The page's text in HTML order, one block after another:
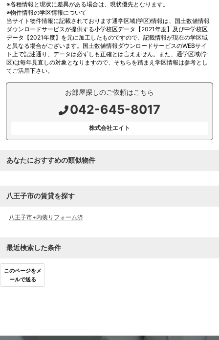
※各種情報と現状に差異がある場合は、現状優先となります。
※物件情報の学区情報について
当サイト物件情報に記載されております通学区域(学区)情報は、国土数値情報
ダウンロードサービスが提供する小学校区データ【2021年度】及び中学校区
データ【2021年度】を元に加工したものですので、記載情報が現在の学区域
と異なる場合がございます。国土数値情報ダウンロードサービスのWEBサイ
ト上で記述通り、データは必ずしも正確とは言えません。また、通学区域(学
区)は毎年見直しの対象となりますので、そちらを踏まえ学区情報は参考とし
てご活用下さい。
お部屋探しのご依頼はこちら
042-645-8017
株式会社エイト
あなたにおすすめの類似物件
八王子市の賃貸を探す
八王子市+内装リフォーム済
最近検索した条件
このページをメ
ールで送る